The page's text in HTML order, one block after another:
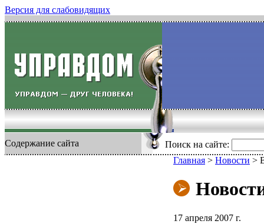
Версия для слабовидящих
Содержание сайта Поиск на сайте:
Главная > Новости >
17 апреля 2007 г.